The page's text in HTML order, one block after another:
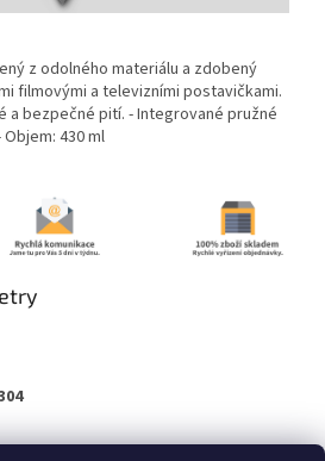
z odolného materiálu a zdobený
filmovými a televizními postavičkami.
a bezpečné pití. - Integrované pružné
430 ml